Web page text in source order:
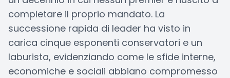
completare il proprio mandato. La
successione rapida di leader ha visto in
carica cinque esponenti conservatori e un
laburista, evidenziando come le sfide interne,
economiche e sociali abbiano compromesso